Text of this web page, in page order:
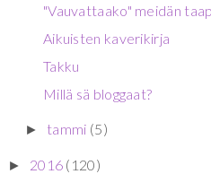
"Vauvattaako" meidän
Aikuisten kaverikirja
Takku
Millä sä bloggaat?
► tammi (5)
► 2016 (120)